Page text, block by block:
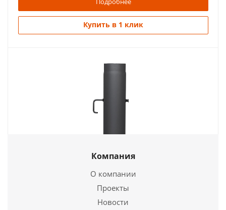
Купить в 1 клик
1 865руб.
Подробнее
Компания
О компании
Проекты
Новости